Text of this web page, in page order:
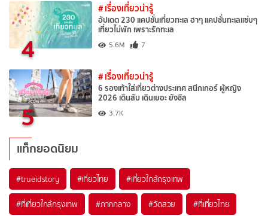
4
# เรื่องเที่ยวน่ารู้
อัปเดต 230 แคปชั่นเที่ยวทะเล ฮาๆ แคปชั่นทะเลแซ่บๆ
เที่ยวไม่พัก เพราะรักทะเล
5.6M 7
5
# เรื่องเที่ยวน่ารู้
6 รองเท้าใส่เที่ยวต่างประเทศ สนีกเกอร์ ผู้หญิง
2026 เดินสับ เดินเยอะ ยังชิล
3.7K
แท็กยอดนิยม
#trueidstory #เที่ยวไทย #เที่ยวใกล้กรุงเทพ
#ที่เที่ยวใกล้กรุงเทพ #ภาคกลาง #วัดสวย #ที่เที่ยวไทย